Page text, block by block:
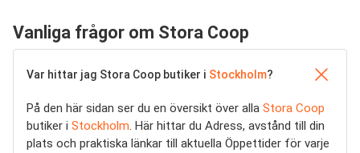
Vanliga frågor om Stora Coop
Var hittar jag Stora Coop butiker i Stockholm?
På den här sidan ser du en översikt över alla Stora Coop
butiker i Stockholm. Här hittar du Adress, avstånd till din
plats och praktiska länkar till aktuella Öppettider för varje